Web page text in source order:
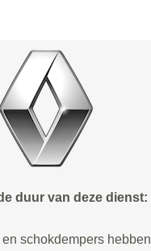
duur van deze dienst:
schokdempers hebben